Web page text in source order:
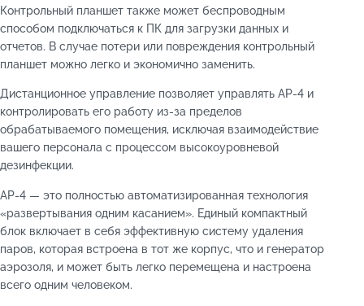
Контрольный планшет также может беспроводным
способом подключаться к ПК для загрузки данных и
отчетов. В случае потери или повреждения контрольный
планшет можно легко и экономично заменить.
Дистанционное управление позволяет управлять AP-4 и
контролировать его работу из-за пределов
обрабатываемого помещения, исключая взаимодействие
вашего персонала с процессом высокоуровневой
дезинфекции.
AP-4 — это полностью автоматизированная технология
«развертывания одним касанием». Единый компактный
блок включает в себя эффективную систему удаления
паров, которая встроена в тот же корпус, что и генератор
аэрозоля, и может быть легко перемещена и настроена
всего одним человеком.